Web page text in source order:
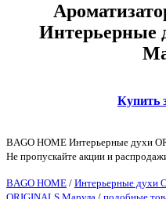
Интерьерные
Купить
BAGO HOME Интерьерные духи
Не пропускайте акции и
BAGO HOME / Интерьерные духи